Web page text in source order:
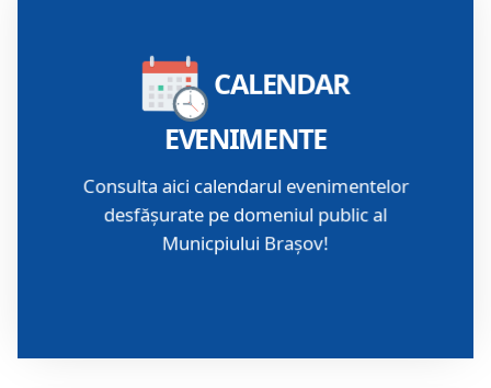
CALENDAR
EVENIMENTE
Consulta aici calendarul evenimentelor
desfășurate pe domeniul public al
Municpiului Brașov!
Calendar Evenimente